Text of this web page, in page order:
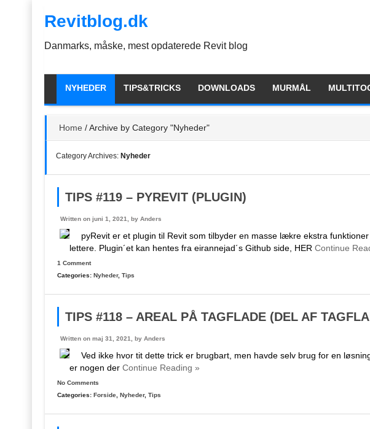
Revitblog.dk
Danmarks, måske, mest opdaterede Revit blog
NYHEDER TIPS&TRICKS DOWNLOADS MURMÅL
Home /Archive by Category "Nyheder"
Category Archives: Nyheder
TIPS #119 – PYREVIT (PLUGIN)
Written on juni 1, 2021, by Anders
pyRevit er et plugin til Revit som tilbyder en masse lækre ekstra
lettere. Plugin´et kan hentes fra eirannejad´s Github side, HER Continue
1 Comment
Categories: Nyheder, Tips
TIPS #118 – AREAL PÅ TAGFLADE (DEL AF
Written on maj 31, 2021, by Anders
Ved ikke hvor tit dette trick er brugbart, men havde selv brug for en
er nogen der Continue Reading »
No Comments
Categories: Forside Nyheder, Tips